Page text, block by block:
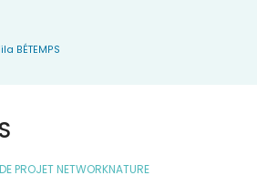
BÉTEMPS
PROJET NETWORKNATURE